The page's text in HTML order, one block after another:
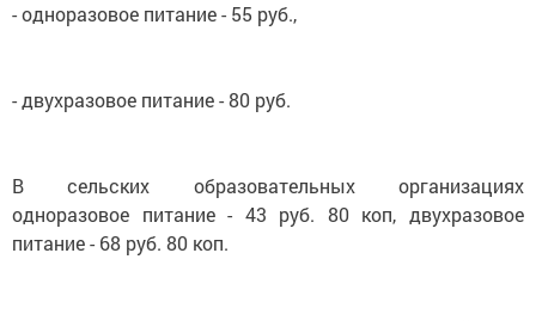
- одноразовое питание - 55 руб.,
- двухразовое питание - 80 руб.
В сельских образовательных организациях
одноразовое питание - 43 руб. 80 коп, двухразовое
питание - 68 руб. 80 коп.